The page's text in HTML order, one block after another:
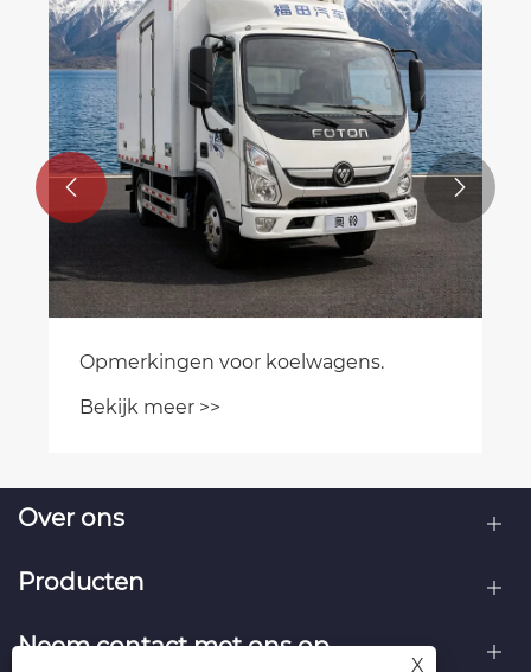
Opmerkingen voor koelwagens.
Bekijk meer >>
 
Over ons
Producten
Neem contact met ons op
X